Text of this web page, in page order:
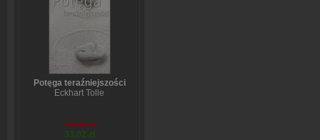
Potęga teraźniejszości
Eckhart Tolle
43,69 zł
33,02 zł